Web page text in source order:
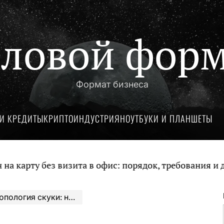
Формат бизнеса
КРЕДИТЫКРИПТОИНДУСТРИЯНОУТБУКИ И ПЛАНШЕТЫ
без визита в офис: порядок, требования и
внимания в условиях неопределённости